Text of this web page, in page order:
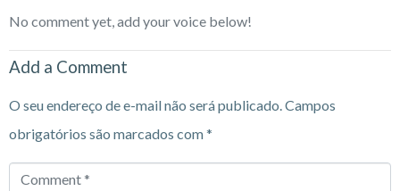
No comment yet, add your voice below!
Add a Comment
O seu endereço de e-mail não será publicado.Campos
obrigatórios são marcados com*
Comment